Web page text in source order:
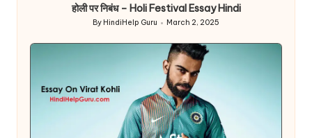
होली पर निबंध – Holi Festival Essay Hindi
Posted
By HindiHelp Guru March 2, 2025